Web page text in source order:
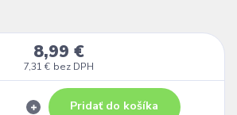
8,99 €
7,31 € bez DPH
Pridať do košíka